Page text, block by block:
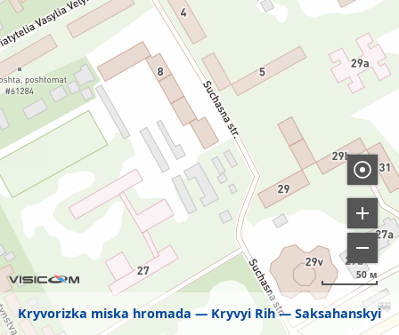
Kryvorizka miska hromada Kryvyi Rih Saksahanskyi
50 м